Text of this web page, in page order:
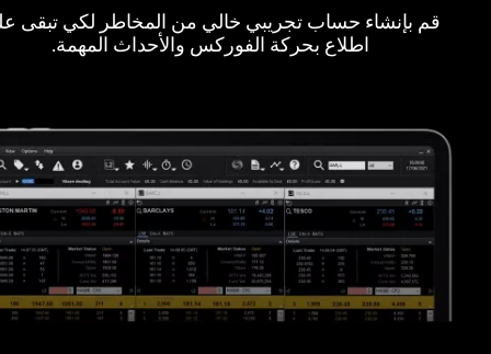
قم بإنشاء حساب تجريبي خالي من المخاطر لكي تبقى
اطلاع بحركة الفوركس والأحداث المهمة.